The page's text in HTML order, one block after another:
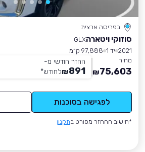
בפריסה ארצית
סוזוקי ויטארהGLX
2021 יד 1
97,888 ק״מ
מחיר
75,603
₪
החזר חודשי מ-
891
₪לחודש*
לפגישה בסוכנות
*חישוב ההחזר מפורט בתקנון